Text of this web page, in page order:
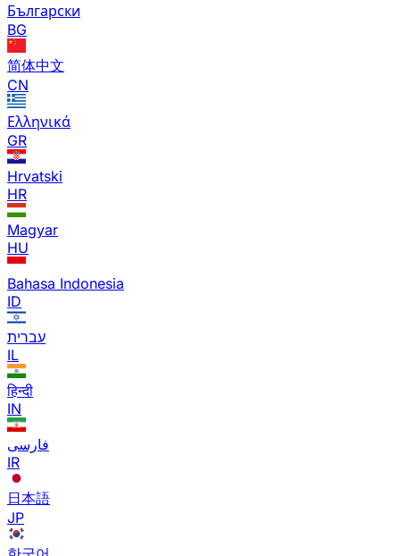
Български
BG
简体中文
CN
Ελληνικά
GR
Hrvatski
HR
Magyar
HU
Bahasa Indonesia
ID
עברית
IL
हिन्दी
IN
فارسی
IR
日本語
JP